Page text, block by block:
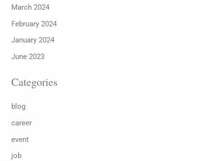
March 2024
February 2024
January 2024
June 2023
Categories
blog
career
event
job